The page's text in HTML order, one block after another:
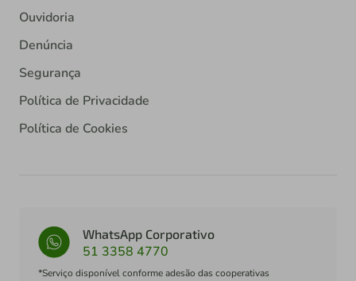
Ouvidoria
Denúncia
Segurança
Política de Privacidade
Política de Cookies
WhatsApp Corporativo
51 3358 4770
*Serviço disponível conforme adesão das cooperativas